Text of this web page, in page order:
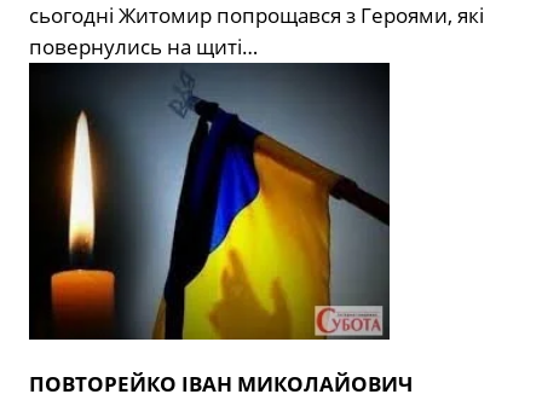
сьогодні Житомир попрощався з Героями, які
повернулись на щиті…
ПОВТОРЕЙКО ІВАН МИКОЛАЙОВИЧ